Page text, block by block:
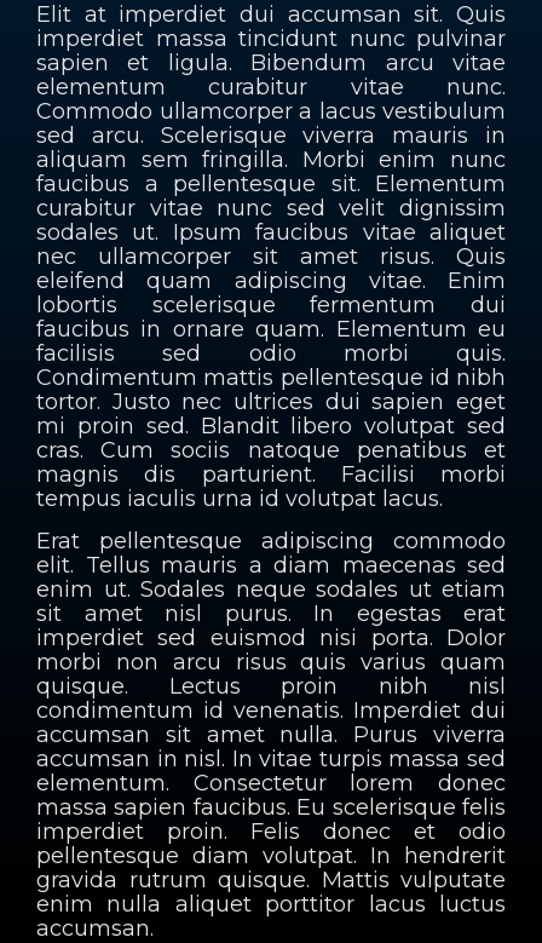
Elit at imperdiet dui accumsan sit. Quis
imperdiet massa tincidunt nunc pulvinar
sapien et ligula. Bibendum arcu vitae
elementum curabitur vitae nunc.
Commodo ullamcorper a lacus vestibulum
sed arcu. Scelerisque viverra mauris in
aliquam sem fringilla. Morbi enim nunc
faucibus a pellentesque sit. Elementum
curabitur vitae nunc sed velit dignissim
sodales ut. Ipsum faucibus vitae aliquet
nec ullamcorper sit amet risus. Quis
eleifend quam adipiscing vitae. Enim
lobortis scelerisque fermentum dui
faucibus in ornare quam. Elementum eu
facilisis sed odio morbi quis.
Condimentum mattis pellentesque id nibh
tortor. Justo nec ultrices dui sapien eget
mi proin sed. Blandit libero volutpat sed
cras. Cum sociis natoque penatibus et
magnis dis parturient. Facilisi morbi
tempus iaculis urna id volutpat lacus.
Erat pellentesque adipiscing commodo
elit. Tellus mauris a diam maecenas sed
enim ut. Sodales neque sodales ut etiam
sit amet nisl purus. In egestas erat
imperdiet sed euismod nisi porta. Dolor
morbi non arcu risus quis varius quam
quisque. Lectus proin nibh nisl
condimentum id venenatis. Imperdiet dui
accumsan sit amet nulla. Purus viverra
accumsan in nisl. In vitae turpis massa sed
elementum. Consectetur lorem donec
massa sapien faucibus. Eu scelerisque felis
imperdiet proin. Felis donec et odio
pellentesque diam volutpat. In hendrerit
gravida rutrum quisque. Mattis vulputate
enim nulla aliquet porttitor lacus luctus
accumsan.